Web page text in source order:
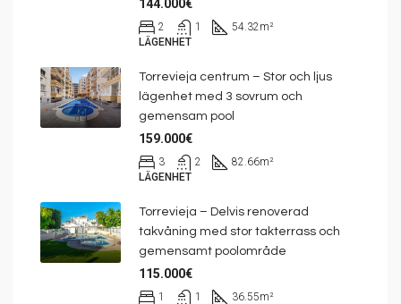
144.000€
2 1 54.32m²
LÄGENHET
Torrevieja centrum – Stor och ljus
lägenhet med 3 sovrum och
gemensam pool
159.000€
3 2 82.66m²
LÄGENHET
Torrevieja – Delvis renoverad
takvåning med stor takterrass och
gemensamt poolområde
115.000€
1 1 36.55m²